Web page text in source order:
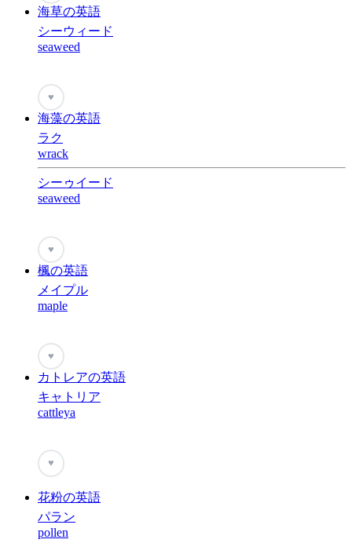
海草の英語
シーウィード
seaweed
♥
海藻の英語
ラク
wrack
シーゥイード
seaweed
♥
楓の英語
メイプル
maple
♥
カトレアの英語
キャトリア
cattleya
♥
花粉の英語
パラン
pollen